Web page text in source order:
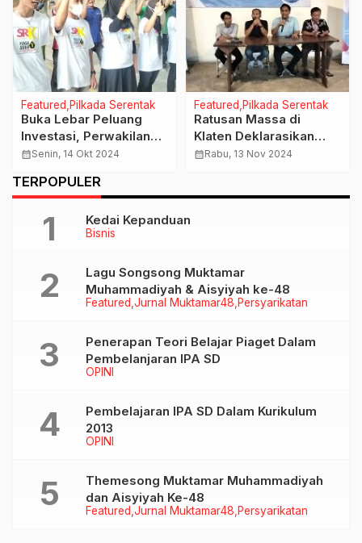
Featured Pilkada Serentak
Buka Lebar Peluang
Investasi, Perwakilan
Buruh Industri Mebel di
01 Yoga-Sova
calendar_monthSenin, 14 Okt 2024
Featured Pilkada Serentak
Ratusan Massa di
Klaten Deklarasikan
Gerakan Jateng Muda
Yasin
calendar_monthRabu, 13 Nov 2024
TERPOPULER
Bisnis
Kedai Kepanduan
Featured Jurnal Muktamar48 Persyarikatan
Lagu Songsong Muktamar
Muhammadiyah & Aisyiyah ke-48
OPINI
Penerapan Teori Belajar Piaget Dalam
Pembelanjaran IPA SD
OPINI
Pembelajaran IPA SD Dalam Kurikulum
2013
Featured Jurnal Muktamar48 Persyarikatan
Themesong Muktamar Muhammadiyah
dan Aisyiyah Ke-48